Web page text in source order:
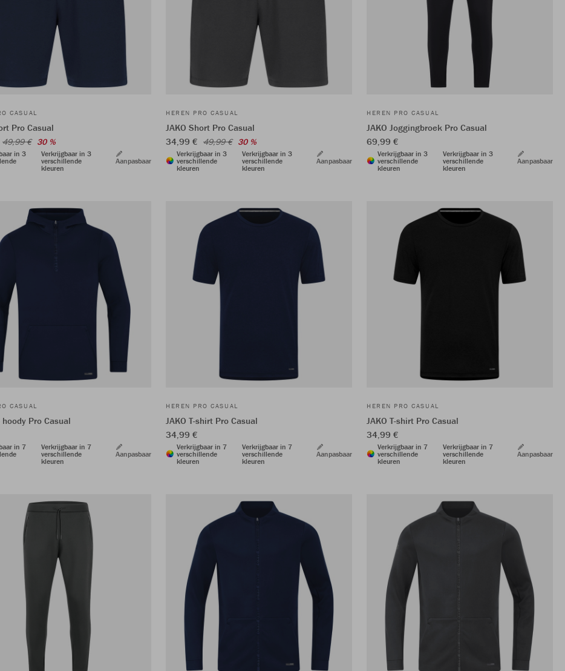
CASUAL
Pro Casual
49,99 € 30 %
in 3
Verkrijgbaar in 3
verschillende
kleuren
Aanpasbaar
HEREN PRO CASUAL
JAKO Short Pro Casual
34,99 € 49,99 € 30 %
Verkrijgbaar in 3
verschillende
kleuren
Verkrijgbaar in 3
verschillende
kleuren
Aanpasbaar
HEREN PRO CASUAL
JAKO Joggingbroek Pro Casual
69,99 €
Verkrijgbaar in 3
verschillende
kleuren
Verkrijgbaar in 3
verschillende
kleuren
Aanpasbaar
CASUAL
hoody Pro Casual
in 7
Verkrijgbaar in 7
verschillende
kleuren
Aanpasbaar
HEREN PRO CASUAL
JAKO T-shirt Pro Casual
34,99 €
Verkrijgbaar in 7
verschillende
kleuren
Verkrijgbaar in 7
verschillende
kleuren
Aanpasbaar
HEREN PRO CASUAL
JAKO T-shirt Pro Casual
34,99 €
Verkrijgbaar in 7
verschillende
kleuren
Verkrijgbaar in 7
verschillende
kleuren
Aanpasbaar